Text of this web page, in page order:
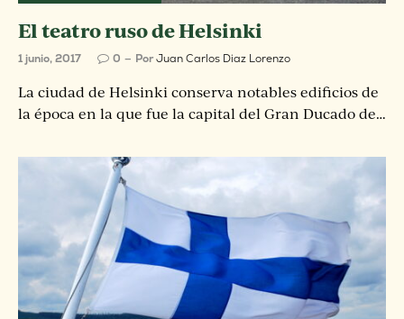
El teatro ruso de Helsinki
1 junio, 2017 0 PorJuan Carlos Diaz Lorenzo
La ciudad de Helsinki conserva notables edificios de
la época en la que fue la capital del Gran Ducado de…